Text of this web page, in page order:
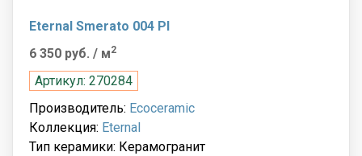
Eternal Smerato 004 Pl
6 350 руб. / м2
Артикул: 270284
Производитель: Ecoceramic
Коллекция: Eternal
Тип керамики: Керамогранит